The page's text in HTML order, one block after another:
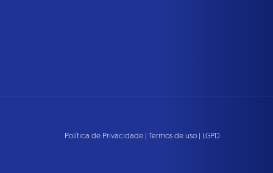
Política de Privacidade | Termos de uso | LGPD